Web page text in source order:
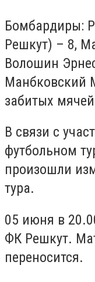
Бомбардиры:
Решкут) – 8,
Волошин
Манбковский
забитых
В связи с
футбольном
произошли
тура.
05 июня в
ФК Решкут.
переносится.